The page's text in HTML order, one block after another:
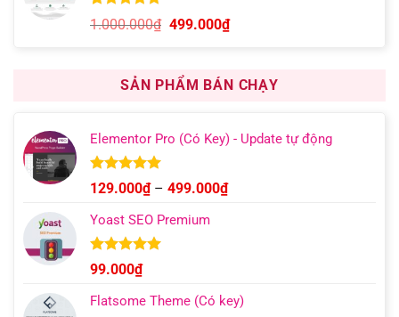
5.00trên 5
dựa trên
13
1.000.000₫ Giá
1.000.000₫.
499.000₫Giá
là:
499.000₫.
SẢN PHẨM BÁN CHẠY
Elementor Pro (Có Key) - Update tự động
Được xếp
hạng4.93
5 sao
129.000₫ – 499.000₫Khoảng
Yoast SEO Premium
Được xếp
hạng 4.96
5 sao
99.000₫
Flatsome Theme (Có key)